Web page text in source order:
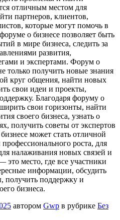
отличным местом для
партнеров, клиентов,
которые могут помочь в
о бизнесе позволяет быть
в мире бизнеса, следить за
развития,
и экспертами. Форум о
только получить новые знания
круг общения, найти новых
свои идеи и проекты,
Благодаря форуму о
свои горизонты, найти
своего бизнеса, узнать о
получить советы от экспертов
может стать отличной
роста, для
налаживания новых связей и
место, где все участники
информации, обсудить
получить поддержку и
бизнеса.
автором Gwp в рубрике Без